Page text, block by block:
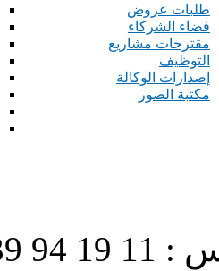
طلبات عروض
فضاء الشركاء
مقترحات مشاريع
التوظيف
إصدارات الوكالة
مكتبة الصور